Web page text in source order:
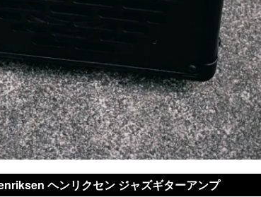
ヘンリクセン ジャズギターアンプ